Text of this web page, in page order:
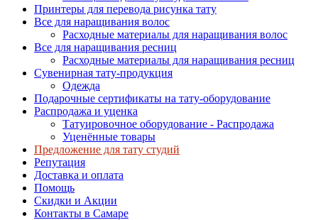
Принтеры для перевода рисунка тату
Все для наращивания волос
Расходные материалы для наращивания волос
Все для наращивания ресниц
Расходные материалы для наращивания ресниц
Сувенирная тату-продукция
Одежда
Подарочные сертификаты на тату-оборудование
Распродажа и уценка
Татуировочное оборудование - Распродажа
Уценённые товары
Предложение для тату студий
Репутация
Доставка и оплата
Помощь
Скидки и Акции
Контакты в Самаре